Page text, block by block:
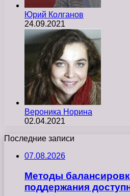
Юрий Колганов
24.09.2021
Вероника Норина
02.04.2021
Последние записи
07.08.2026
Методы
поддержания